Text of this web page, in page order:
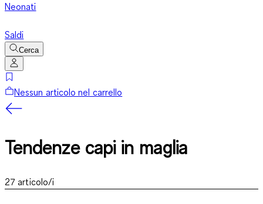
Neonati
Saldi
Cerca
Nessun articolo nel carrello
Tendenze capi in maglia
27 articolo/i